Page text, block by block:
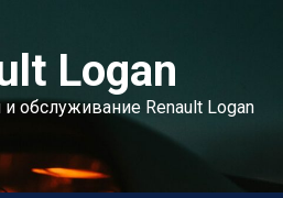
Logan
обслуживание Renault Logan